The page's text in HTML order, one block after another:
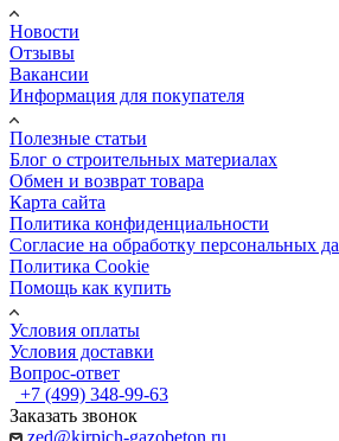
Новости
Отзывы
Вакансии
Информация для покупателя
Полезные статьи
Блог о строительных материалах
Обмен и возврат товара
Карта сайта
Политика конфиденциальности
Согласие на обработку персональных
Политика Cookie
Помощь как купить
Условия оплаты
Условия доставки
Вопрос-ответ
+7 (499) 348-99-63
Заказать звонок
zed@kirpich-gazobeton.ru